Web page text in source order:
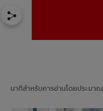
นาทีสำหรับการอ่านโดยประมาณ